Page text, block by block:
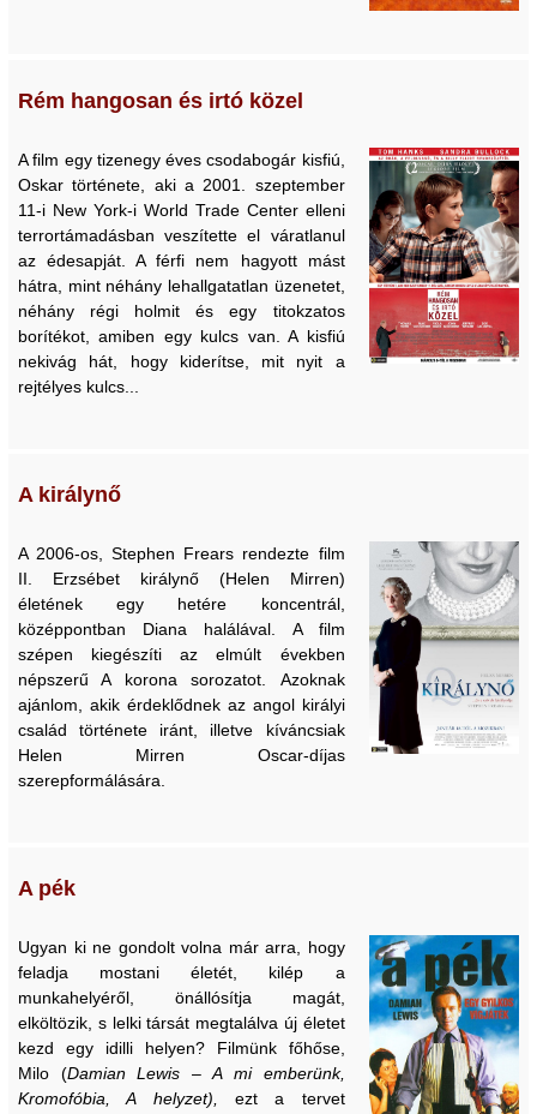
Rém hangosan és irtó közel
A film egy tizenegy éves csodabogár kisfiú,
Oskar története, aki a 2001. szeptember
11-i New York-i World Trade Center elleni
terrortámadásban veszítette el váratlanul
az édesapját. A férfi nem hagyott mást
hátra, mint néhány lehallgatatlan üzenetet,
néhány régi holmit és egy titokzatos
borítékot, amiben egy kulcs van. A kisfiú
nekivág hát, hogy kiderítse, mit nyit a
rejtélyes kulcs...
A királynő
A 2006-os, Stephen Frears rendezte film
II. Erzsébet királynő (Helen Mirren)
életének egy hetére koncentrál,
középpontban Diana halálával. A film
szépen kiegészíti az elmúlt években
népszerű A korona sorozatot. Azoknak
ajánlom, akik érdeklődnek az angol királyi
család története iránt, illetve kíváncsiak
Helen Mirren Oscar-díjas
szerepformálására.
A pék
Ugyan ki ne gondolt volna már arra, hogy
feladja mostani életét, kilép a
munkahelyéről, önállósítja magát,
elköltözik, s lelki társát megtalálva új életet
kezd egy idilli helyen? Filmünk főhőse,
Milo (Damian Lewis –A mi emberünk,
Kromofóbia, A helyzet), ezt a tervet